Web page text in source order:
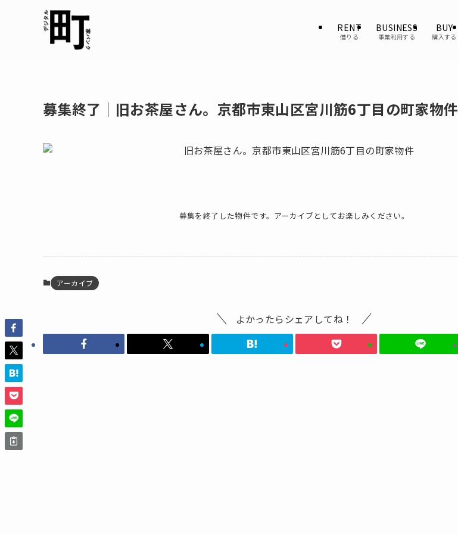
RENT
借りる
BUSINESS
事業利用する
BUY
購入する
募集終了｜旧お茶屋さん。京都市東山区宮川筋6丁目の町家物件
募集を終了した物件です。アーカイブとしてお楽しみください。
アーカイブ
よかったらシェアしてね！